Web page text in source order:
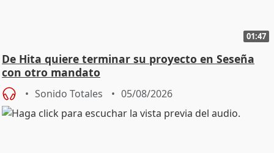
01:47
De Hita quiere terminar su proyecto en Seseña
con otro mandato
Sonido Totales 05/08/2026